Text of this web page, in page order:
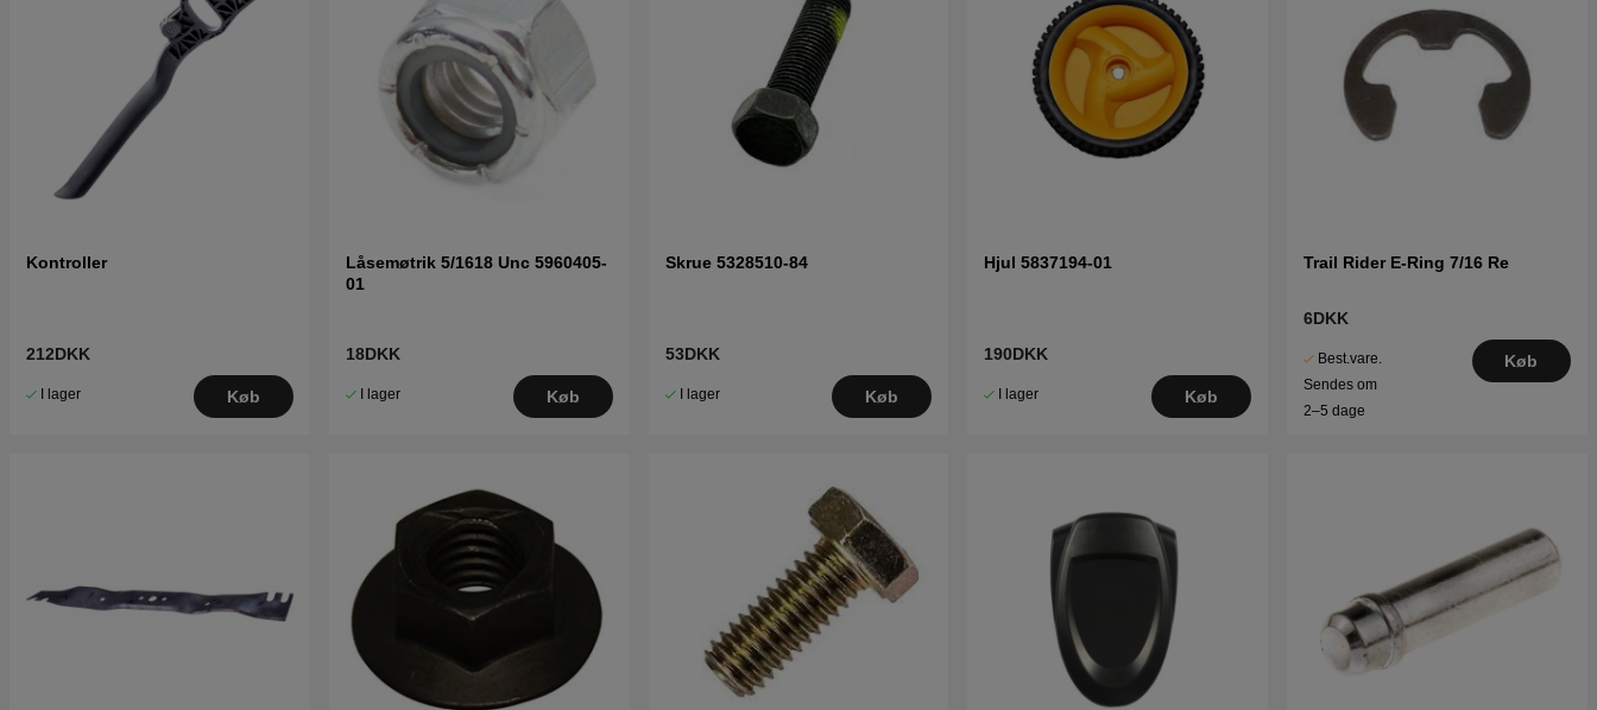
Kontroller
212DKK
I lager Køb
Låsemøtrik 5/1618 Unc 5960405-
01
18DKK
I lager Køb
Skrue 5328510-84
53DKK
I lager Køb
Hjul 5837194-01
190DKK
I lager Køb
Trail Rider E-Ring 7/16 Re
6DKK
Best.vare.
Sendes om
2–5 dage
Køb